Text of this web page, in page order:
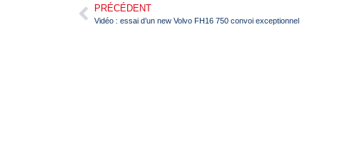
PRÉCÉDENT
Vidéo : essai d’un new Volvo FH16 750 convoi exceptionnel